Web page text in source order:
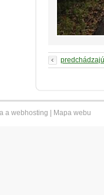
a webhosting | Mapa webu